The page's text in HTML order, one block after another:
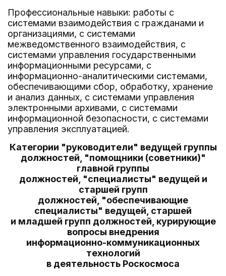
Профессиональные навыки: работы с
системами взаимодействия с гражданами и
организациями, с системами
межведомственного взаимодействия, с
системами управления государственными
информационными ресурсами, с
информационно-аналитическими системами,
обеспечивающими сбор, обработку, хранение
и анализ данных, с системами управления
электронными архивами, с системами
информационной безопасности, с системами
управления эксплуатацией.
Категории "руководители" ведущей группы
должностей, "помощники (советники)"
главной группы
должностей, "специалисты" ведущей и
старшей групп
должностей, "обеспечивающие
специалисты" ведущей, старшей
и младшей групп должностей, курирующие
вопросы внедрения
информационно-коммуникационных
технологий
в деятельность Роскосмоса